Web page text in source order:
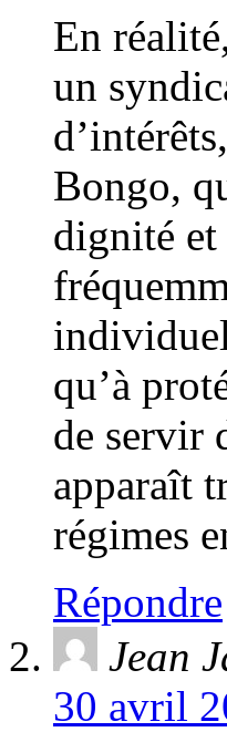
En
un
Bongo,
dignité et
qu’à
de servir
apparaît
régimes
Répondre
Jean
30 avril